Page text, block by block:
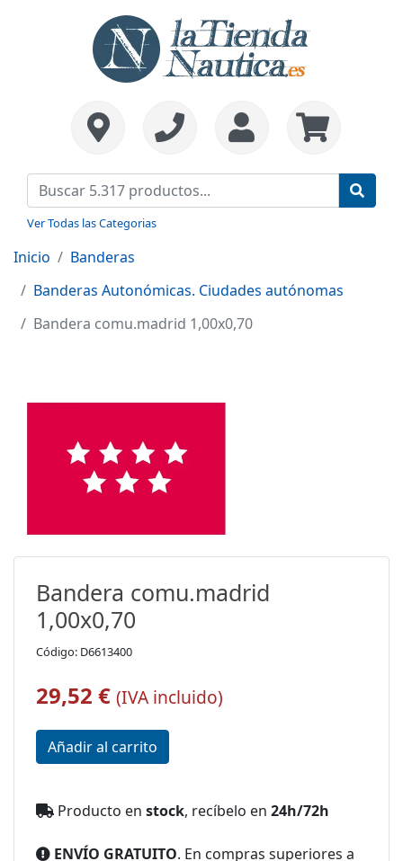
Ver Todas las Categorias
Inicio
Banderas
Banderas Autonómicas. Ciudades autónomas
Bandera comu.madrid 1,00x0,70
Bandera comu.madrid
1,00x0,70
Código: D6613400
29,52 € (IVA incluido)
Producto en stock, recíbelo en 24h/72h
ENVÍO GRATUITO. En compras superiores a